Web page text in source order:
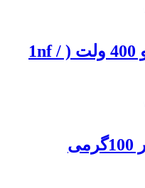
خازن پلی استر 1 نانو 400 ولت ( 1nf /
سیم لحیم 0.8 میلیمتر 100گرمی